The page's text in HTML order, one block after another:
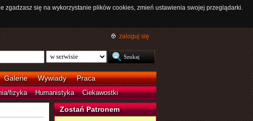
zgadzasz się na wykorzystanie plików cookies, zmień ustawienia swojej przeglądarki.
zaloguj się
Galerie Wywiady Praca
fizyka Humanistyka Ciekawostki
Zostań Patronem